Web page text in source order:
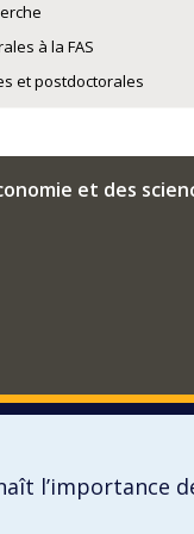
typologie des dossiers
l'ensemble des
la genèse, la
documents et dossiers
à explorer
enrichir la définition
dans un
à la FAS
et postdoctorales
et des
l’importance